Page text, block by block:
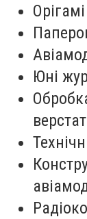
Орігамі
Юні